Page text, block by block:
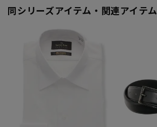
同シリーズアイテム・関連アイテム